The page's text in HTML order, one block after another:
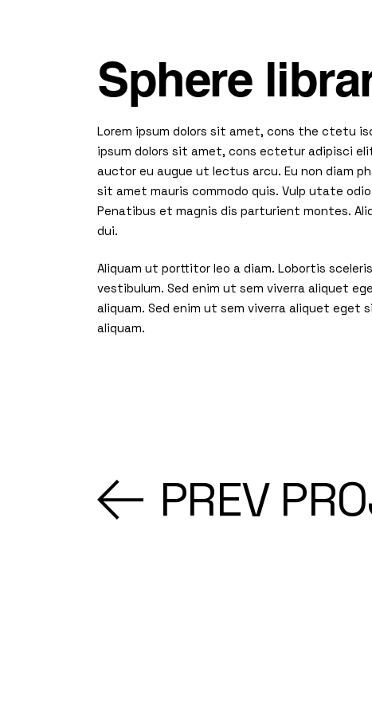
Sphere
Lorem ipsum dolors sit amet, cons the ctetu
ipsum dolors sit amet, cons ectetur adipisci
auctor eu augue ut lectus arcu. Eu non diam
sit amet mauris commodo quis. Vulp utate
Penatibus et magnis dis parturient montes.
dui.
Aliquam ut porttitor leo a diam. Lobortis
vestibulum. Sed enim ut sem viverra aliquet
aliquam. Sed enim ut sem viverra aliquet
aliquam.
PREV